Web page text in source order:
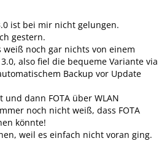
ist bei mir nicht gelungen.
gestern.
noch gar nichts von einem
also fiel die bequeme Variante via
Backup vor Update
dann FOTA über WLAN
noch nicht weiß, dass FOTA
könnte!
weil es einfach nicht voran ging.